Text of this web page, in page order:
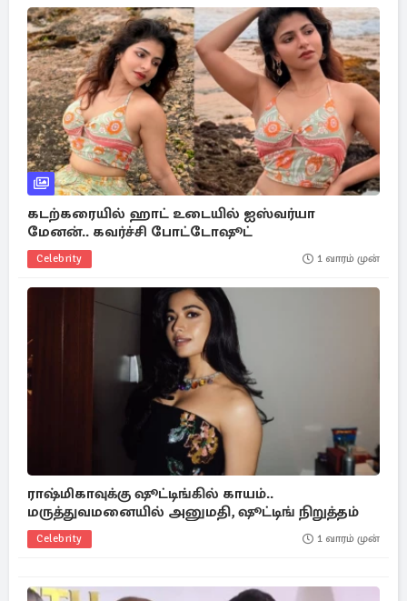
கடற்கரையில் ஹாட் உடையில் ஐஸ்வர்யா
மேனன்.. கவர்ச்சி போட்டோஷூட்
Celebrity 1 வாரம் முன்
ராஷ்மிகாவுக்கு ஷூட்டிங்கில் காயம்..
மருத்துவமனையில் அனுமதி, ஷூட்டிங் நிறுத்தம்
Celebrity 1 வாரம் முன்